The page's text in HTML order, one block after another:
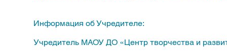
Информация об Учредителе:
Учредитель МАОУ ДО «Центр творчества и